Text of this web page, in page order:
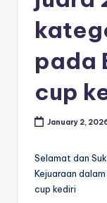
pada
cup
January 2,
Selamat dan
Kejuaraan
cup kediri